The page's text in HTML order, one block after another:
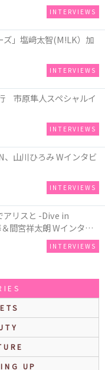
INTERVIEWS
ズ」塩﨑太智(M!LK）加
INTERVIEWS
市原隼人スペシャルイ
INTERVIEWS
、山川ひろみ Wインタビ
INTERVIEWS
アリスと -Dive in
間宮祥太朗 Wインタビ
INTERVIEWS
UP